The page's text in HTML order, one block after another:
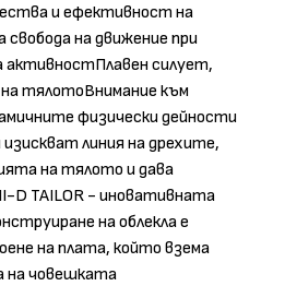
и ефективност на
свобода на движение при
активностПлавен силует,
тялотоВнимание към
физически дейности
линия на дрехите,
на тялото и дава
D TAILOR - иновативната
на облекла е
на плата, който взема
на човешката